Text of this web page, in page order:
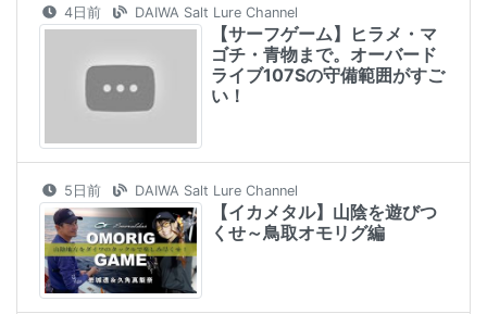
4日前 DAIWA Salt Lure Channel
【サーフゲーム】ヒラメ・マ
ゴチ・青物まで。オーバード
ライブ107Sの守備範囲がすご
い！
5日前 DAIWA Salt Lure Channel
【イカメタル】山陰を遊びつ
くせ～鳥取オモリグ編